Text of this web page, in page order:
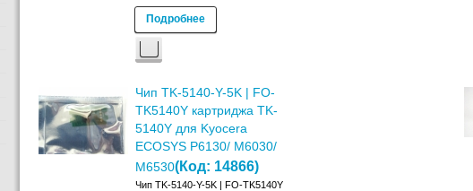
Подробнее
Чип TK-5140-Y-5K | FO-
TK5140Y картриджа TK-
5140Y для Kyocera
ECOSYS P6130/ M6030/
M6530(Код: 14866)
Чип TK-5140-Y-5K | FO-TK5140Y